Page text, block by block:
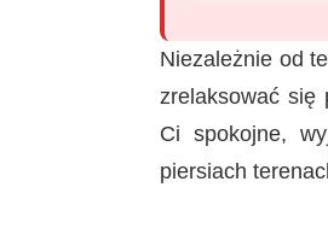
Niezależnie od
zrelaksować się
Ci spokojne,
piersiach